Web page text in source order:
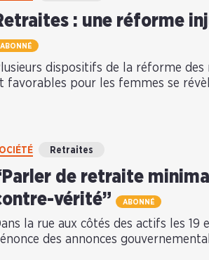
: une réforme
ABONNÉ
dispositifs de la réforme
favorables pour les femmes se
Retraites
de retraite
vérité”
ABONNÉ
la rue aux côtés des actifs les 19
des annonces